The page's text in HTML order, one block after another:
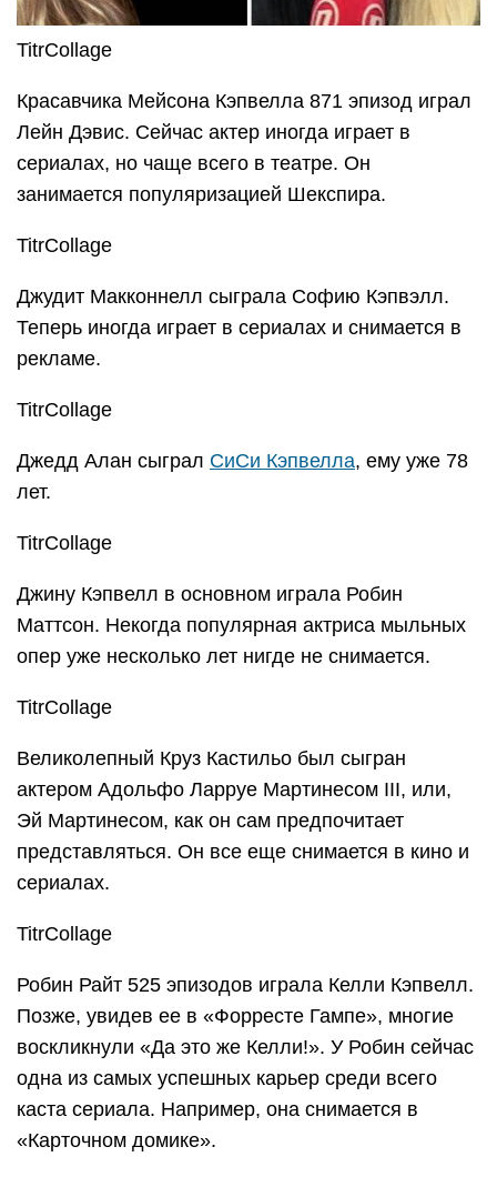
TitrCollage
Красавчика Мейсона Кэпвелла 871 эпизод играл
Лейн Дэвис. Сейчас актер иногда играет в
сериалах, но чаще всего в театре. Он
занимается популяризацией Шекспира.
TitrCollage
Джудит Макконнелл сыграла Софию Кэпвэлл.
Теперь иногда играет в сериалах и снимается в
рекламе.
TitrCollage
Джедд Алан сыграл СиСи Кэпвелла, ему уже 78
лет.
TitrCollage
Джину Кэпвелл в основном играла Робин
Маттсон. Некогда популярная актриса мыльных
опер уже несколько лет нигде не снимается.
TitrCollage
Великолепный Круз Кастильо был сыгран
актером Адольфо Ларруе Мартинесом III, или,
Эй Мартинесом, как он сам предпочитает
представляться. Он все еще снимается в кино и
сериалах.
TitrCollage
Робин Райт 525 эпизодов играла Келли Кэпвелл.
Позже, увидев ее в «Форресте Гампе», многие
воскликнули «Да это же Келли!». У Робин сейчас
одна из самых успешных карьер среди всего
каста сериала. Например, она снимается в
«Карточном домике».